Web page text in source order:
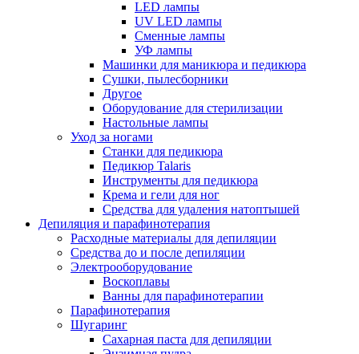
LED лампы
UV LED лампы
Сменные лампы
УФ лампы
Машинки для маникюра и педикюра
Сушки, пылесборники
Другое
Оборудование для стерилизации
Настольные лампы
Уход за ногами
Станки для педикюра
Педикюр Talaris
Инструменты для педикюра
Крема и гели для ног
Средства для удаления натоптышей
Депиляция и парафинотерапия
Расходные материалы для депиляции
Средства до и после депиляции
Электрооборудование
Воскоплавы
Ванны для парафинотерапии
Парафинотерапия
Шугаринг
Сахарная паста для депиляции